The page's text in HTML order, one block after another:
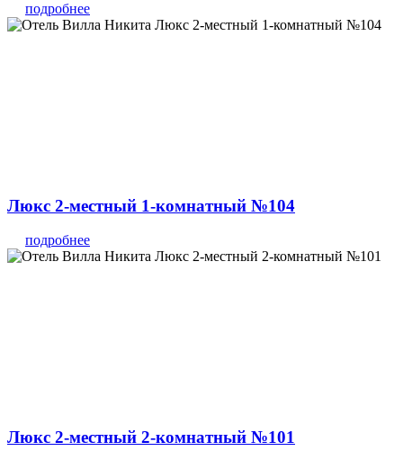
подробнее
Люкс 2-местный 1-комнатный №104
подробнее
Люкс 2-местный 2-комнатный №101